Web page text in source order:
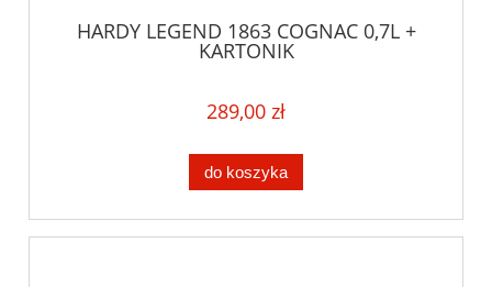
HARDY LEGEND 1863 COGNAC 0,7L +
KARTONIK
289,00 zł
do koszyka